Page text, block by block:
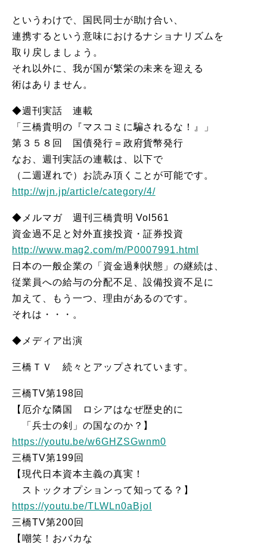
というわけで、国民同士が助け合い、
連携するという意味におけるナショナリズムを
取り戻しましょう。
それ以外に、我が国が繁栄の未来を迎える
術はありません。
◆週刊実話 連載
「三橋貴明の『マスコミに騙されるな！』」
第３５８回 国債発行＝政府貨幣発行
なお、週刊実話の連載は、以下で
（二週遅れで）お読み頂くことが可能です。
http://wjn.jp/article/category/4/
◆メルマガ 週刊三橋貴明 Vol561
資金過不足と対外直接投資・証券投資
http://www.mag2.com/m/P0007991.html
日本の一般企業の「資金過剰状態」の継続は、
従業員への給与の分配不足、設備投資不足に
加えて、もう一つ、理由があるのです。
それは・・・。
◆メディア出演
三橋ＴＶ 続々とアップされています。
三橋TV第198回
【厄介な隣国 ロシアはなぜ歴史的に
「兵士の剣」の国なのか？】
https://youtu.be/w6GHZSGwnm0
三橋TV第199回
【現代日本資本主義の真実！
ストックオプションって知ってる？】
https://youtu.be/TLWLn0aBjoI
三橋TV第200回
【嘲笑！おバカな